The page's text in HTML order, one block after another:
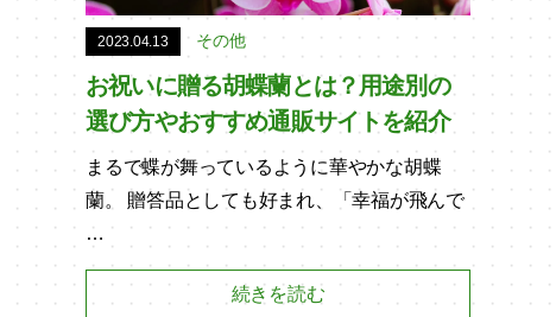
2023.04.13 その他
お祝いに贈る胡蝶蘭とは？用途別の
選び方やおすすめ通販サイトを紹介
まるで蝶が舞っているように華やかな胡蝶
蘭。 贈答品としても好まれ、「幸福が飛んで
…
続きを読む